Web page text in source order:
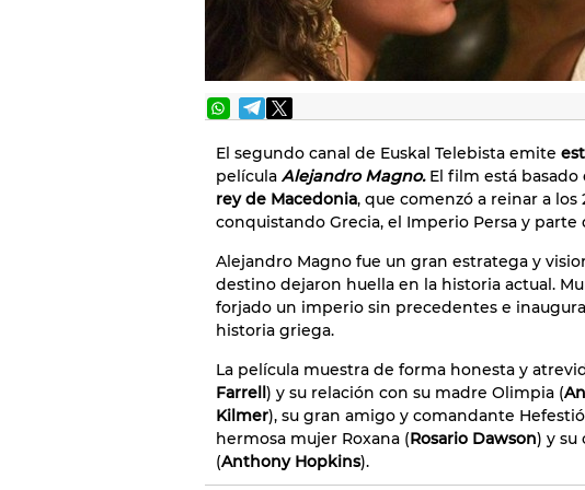
El segundo canal de Euskal Telebista emite
película Alejandro Magno. El film está
rey de Macedonia, que comenzó a reinar a
conquistando Grecia, el Imperio Persa y parte
Alejandro Magno fue un gran estratega y
destino dejaron huella en la historia actual.
forjado un imperio sin precedentes e
historia griega.
La película muestra de forma honesta y
Farrell) y su relación con su madre Olimpia (
Kilmer), su gran amigo y comandante
hermosa mujer Roxana (Rosario Dawson) y su
(Anthony Hopkins).